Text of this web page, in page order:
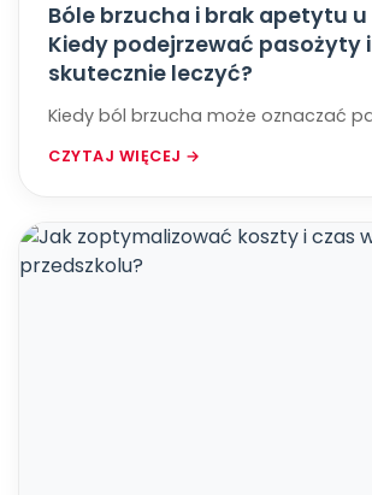
Bóle brzucha i brak apetytu u
Kiedy podejrzewać pasożyty
skutecznie leczyć?
Kiedy ból brzucha może oznaczać
CZYTAJ WIĘCEJ →